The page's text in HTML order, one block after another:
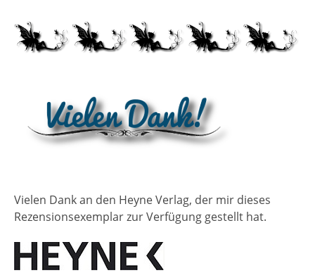
Vielen Dank an den Heyne Verlag, der mir dieses
Rezensionsexemplar zur Verfügung gestellt hat.